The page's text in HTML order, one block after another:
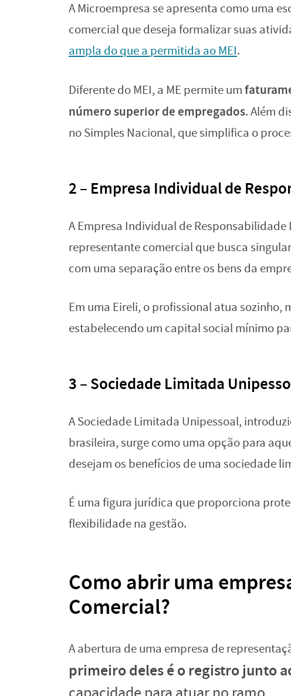
A Microempresa se apresenta como uma
comercial que deseja formalizar suas
ampla do que a permitida ao MEI.
Diferente do MEI, a ME permite um
número superior de empregados. Além
no Simples Nacional, que simplifica o
2 – Empresa Individual de
A Empresa Individual de
representante comercial que busca
com uma separação entre os bens da
Em uma Eireli, o profissional atua sozinho,
estabelecendo um capital social mínimo
3 – Sociedade Limitada
A Sociedade Limitada Unipessoal,
brasileira, surge como uma opção para
desejam os benefícios de uma sociedade
É uma figura jurídica que proporciona
flexibilidade na gestão.
Como abrir uma
Comercial?
A abertura de uma empresa de
primeiro deles é o registro junto